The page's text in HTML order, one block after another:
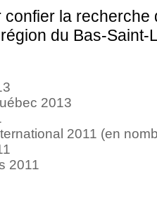
la recherche
du Bas-Saint-
2013
2011 (en
2011